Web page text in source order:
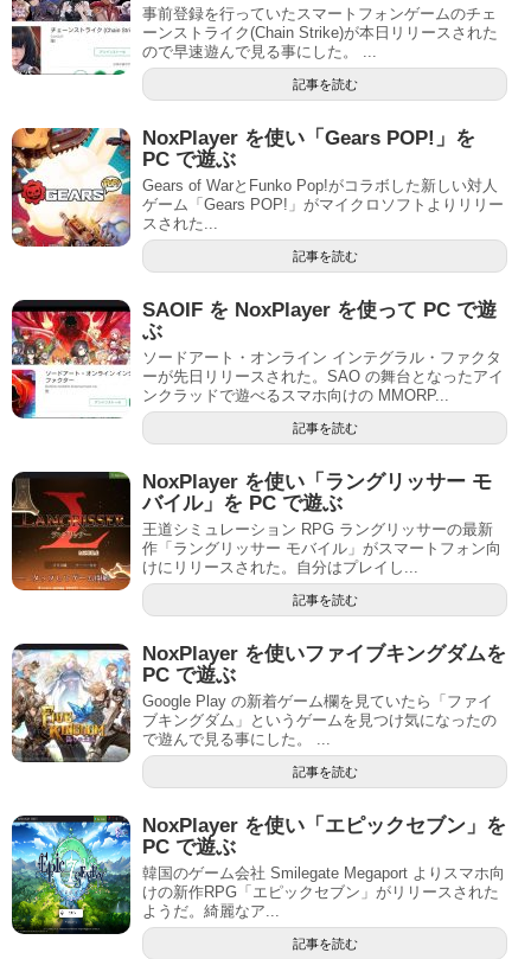
事前登録を行っていたスマートフォンゲームのチェ
ーンストライク(Chain Strike)が本日リリースされた
ので早速遊んで見る事にした。 ...
記事を読む
NoxPlayer を使い「Gears POP!」を
PC で遊ぶ
Gears of WarとFunko Pop!がコラボした新しい対人
ゲーム「Gears POP!」がマイクロソフトよりリリー
スされた...
記事を読む
SAOIF を NoxPlayer を使って PC で遊
ぶ
ソードアート・オンライン インテグラル・ファクタ
ーが先日リリースされた。SAO の舞台となったアイ
ンクラッドで遊べるスマホ向けの MMORP...
記事を読む
NoxPlayer を使い「ラングリッサー モ
バイル」を PC で遊ぶ
王道シミュレーション RPG ラングリッサーの最新
作「ラングリッサー モバイル」がスマートフォン向
けにリリースされた。自分はプレイし...
記事を読む
NoxPlayer を使いファイブキングダムを
PC で遊ぶ
Google Play の新着ゲーム欄を見ていたら「ファイ
ブキングダム」というゲームを見つけ気になったの
で遊んで見る事にした。 ...
記事を読む
NoxPlayer を使い「エピックセブン」を
PC で遊ぶ
韓国のゲーム会社 Smilegate Megaport よりスマホ向
けの新作RPG「エピックセブン」がリリースされた
ようだ。綺麗なア...
記事を読む